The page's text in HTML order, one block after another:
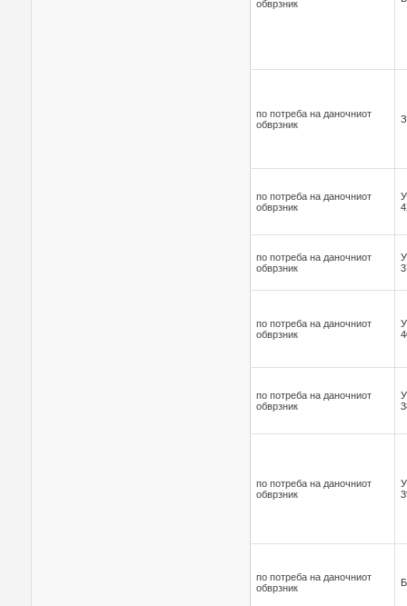
обврзник
по потреба на даночниот
обврзник
по потреба на даночниот
обврзник
по потреба на даночниот
обврзник
по потреба на даночниот
обврзник
по потреба на даночниот
обврзник
по потреба на даночниот
обврзник
по потреба на даночниот
обврзник